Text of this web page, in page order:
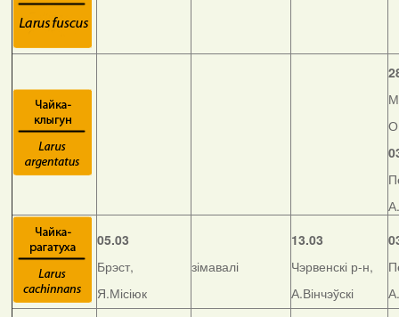
05.03
Брэст,
Я.Місіюк
зімавалі
13.03
Чэрвенскі р-н,
А.Вінчэўскі